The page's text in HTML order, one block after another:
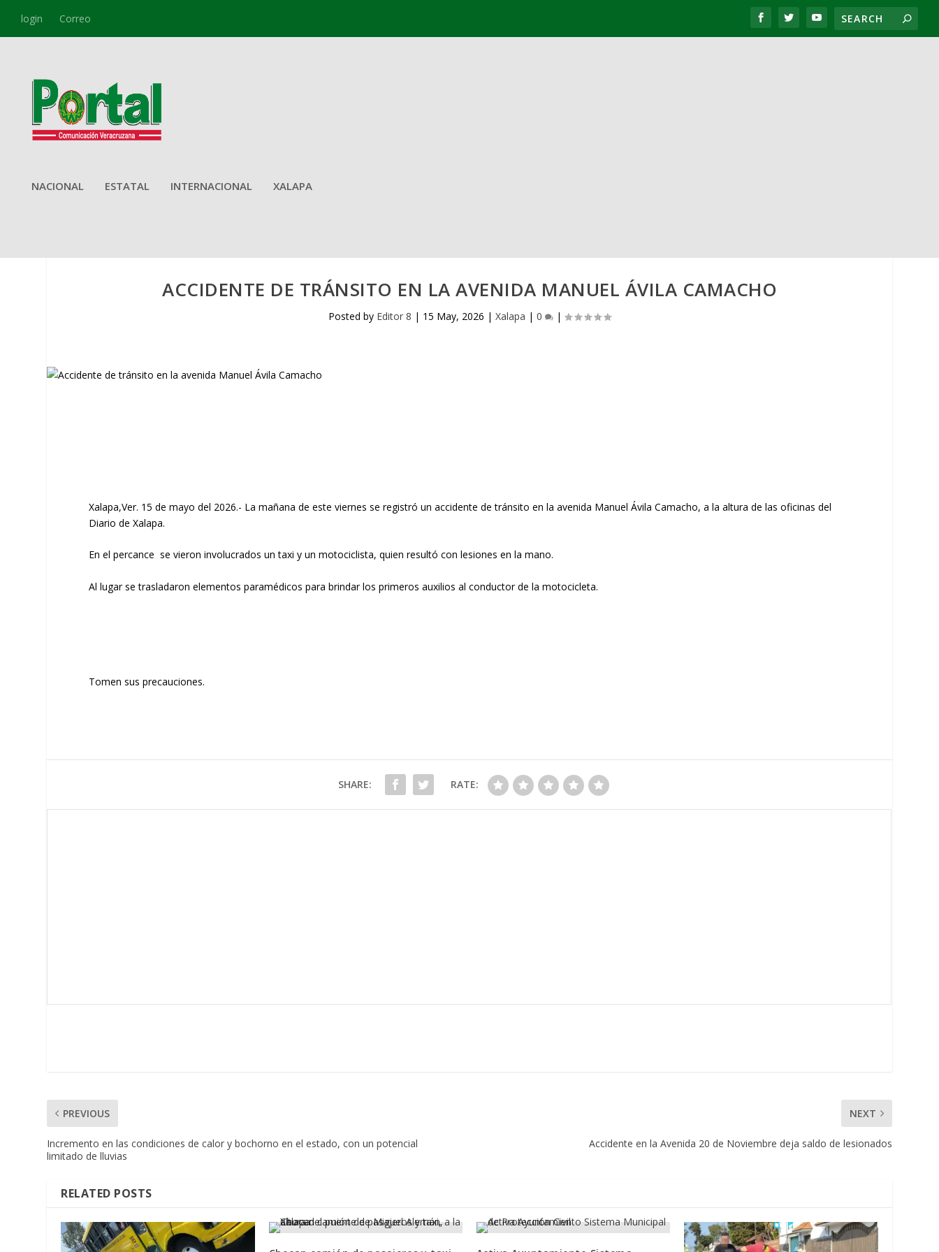
login Correo
NACIONAL ESTATAL INTERNACIONAL XALAPA
ACCIDENTE DE TRÁNSITO EN LA AVENIDA MANUEL ÁVILA CAMACHO
Posted by Editor 8 | 15 May, 2026 | Xalapa | 0 |
Xalapa,Ver. 15 de mayo del 2026.- La mañana de este viernes se registró un accidente de tránsito en la avenida Manuel Ávila Camacho, a la altura de las oficinas del
Diario de Xalapa.
En el percance se vieron involucrados un taxi y un motociclista, quien resultó con lesiones en la mano.
Al lugar se trasladaron elementos paramédicos para brindar los primeros auxilios al conductor de la motocicleta.
Tomen sus precauciones.
SHARE: RATE:
PREVIOUS
Incremento en las condiciones de calor y bochorno en el estado, con un potencial
limitado de lluvias
NEXT
Accidente en la Avenida 20 de Noviembre deja saldo de lesionados
RELATED POSTS